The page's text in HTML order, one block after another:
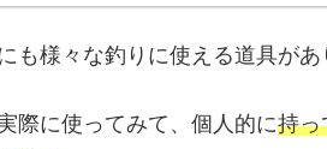
も様々な釣りに使える道具があ
際に使ってみて、個人的に持っ